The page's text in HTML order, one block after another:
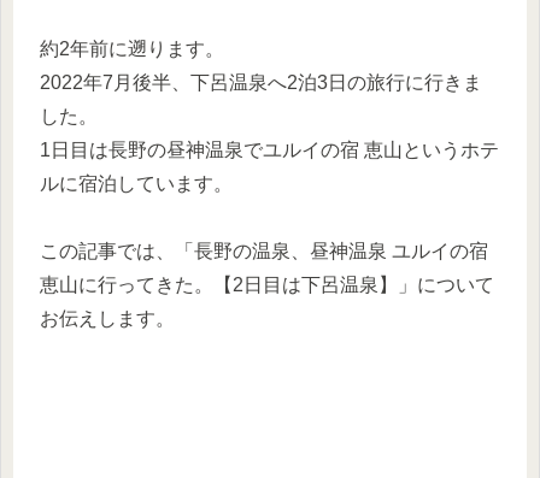
約2年前に遡ります。
2022年7月後半、下呂温泉へ2泊3日の旅行に行きま
した。
1日目は長野の昼神温泉でユルイの宿 恵山というホテ
ルに宿泊しています。
この記事では、「長野の温泉、昼神温泉 ユルイの宿
恵山に行ってきた。【2日目は下呂温泉】」について
お伝えします。